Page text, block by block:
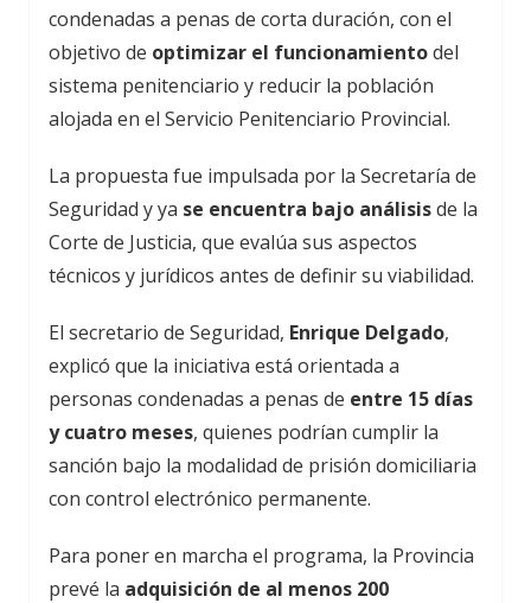
condenadas a penas de corta duración, con el
objetivo de optimizar el funcionamientodel
sistema penitenciario y reducir la población
alojada en el Servicio Penitenciario Provincial.
La propuesta fue impulsada por la Secretaría de
Seguridad y ya se encuentra bajo análisisde la
Corte de Justicia, que evalúa sus aspectos
técnicos y jurídicos antes de definir su viabilidad.
El secretario de Seguridad, Enrique Delgado,
explicó que la iniciativa está orientada a
personas condenadas a penas de entre 15 días
y cuatro meses, quienes podrían cumplir la
sanción bajo la modalidad de prisión domiciliaria
con control electrónico permanente.
Para poner en marcha el programa, la Provincia
prevé la adquisición de al menos 200